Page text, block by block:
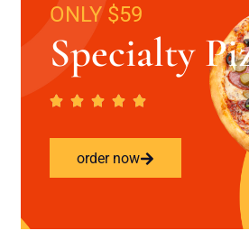
ONLY $59
Specialty
order now